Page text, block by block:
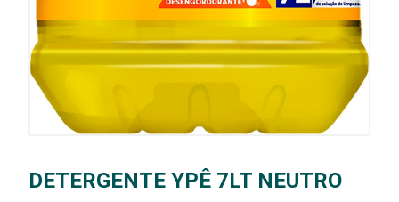
DETERGENTE YPÊ 7LT NEUTRO